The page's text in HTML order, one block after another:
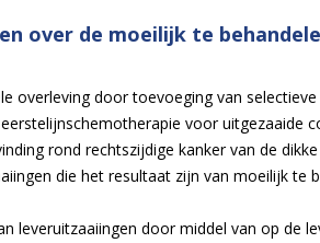
over de moeilijk te
overleving door toevoeging van
voor uitgezaaide
rond rechtszijdige kanker van de
die het resultaat zijn van moeilijk te
leveruitzaaiingen door middel van op de